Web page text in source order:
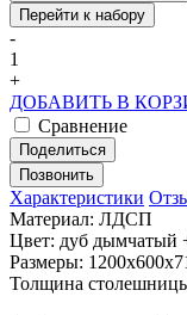
Перейти к набору
-
1
+
ДОБАВИТЬ В
Сравнение
Поделиться
Позвонить
Характеристики
Материал: ЛДСП
Цвет: дуб дымчатый
Размеры:
Толщина